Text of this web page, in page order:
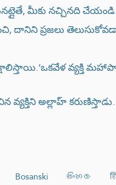
మీకు నచ్చినది
ప్రజలు
వ్యక్తి
అల్లాహ్ కరుణిస్తాడు.
Bosanski සිංහල